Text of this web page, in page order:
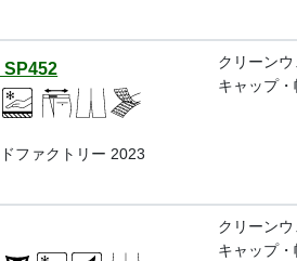
SP452
ファクトリー 2023
クリーンウ
キャップ
クリーンウ
キャップ